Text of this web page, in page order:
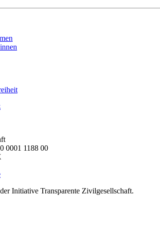
0001 1188 00
Initiative Transparente Zivilgesellschaft.